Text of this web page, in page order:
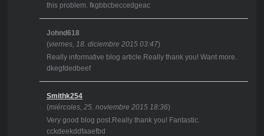
this problem. fkgbbcbeccedgeac
Johnd618
(viernes, 18. diciembre 2015 03:47)
Really informative blog article.Really thank you! Want more.
dkegfdedbeef
Smithk254
(miércoles, 25. noviembre 2015 18:36)
Very good blog post.Really thank you! Fantastic.
cckdeekddfaaefbd